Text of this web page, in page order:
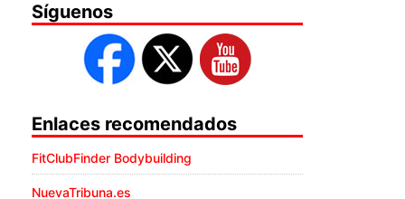
Síguenos
Enlaces recomendados
FitClubFinder Bodybuilding
NuevaTribuna.es